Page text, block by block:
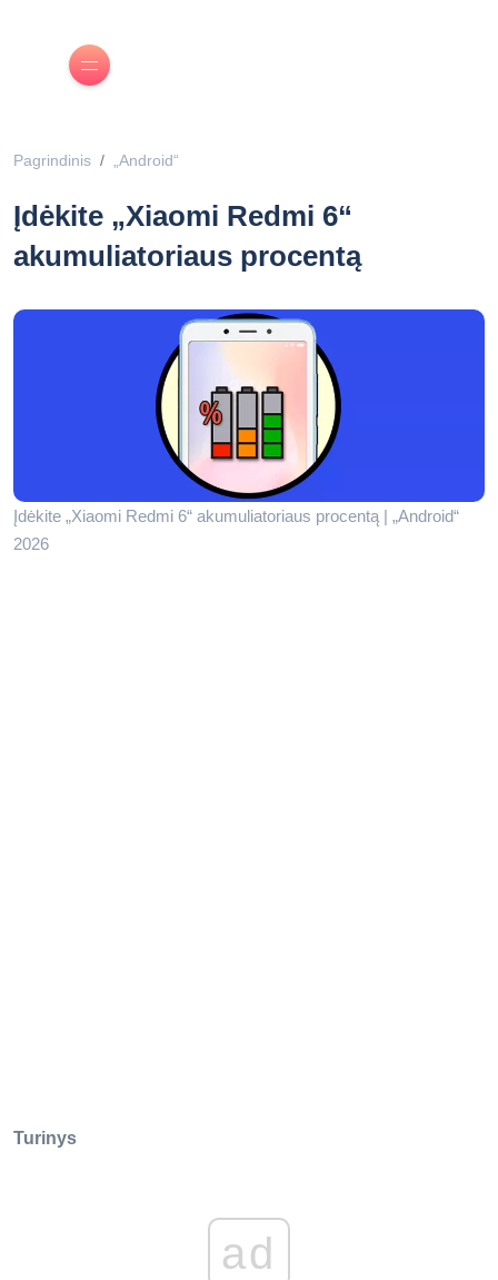
Pagrindinis „Android“
Įdėkite „Xiaomi Redmi 6“
akumuliatoriaus procentą
Įdėkite „Xiaomi Redmi 6“ akumuliatoriaus procentą | „Android“
2026
Turinys
ad